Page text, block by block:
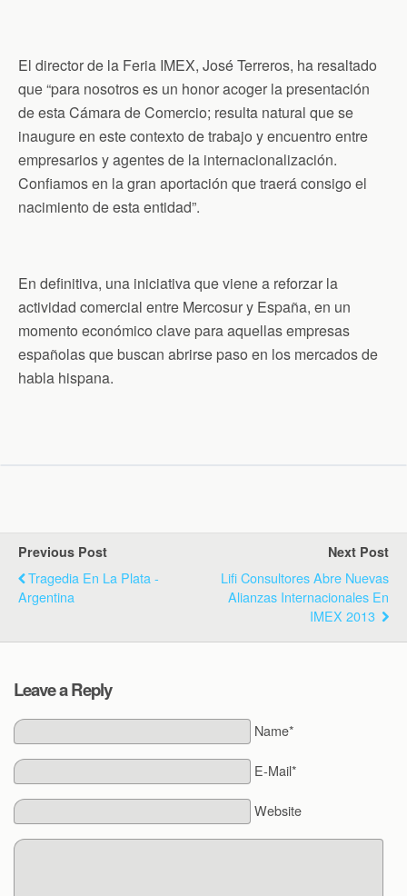
El director de la Feria IMEX, José Terreros, ha resaltado
que “para nosotros es un honor acoger la presentación
de esta Cámara de Comercio; resulta natural que se
inaugure en este contexto de trabajo y encuentro entre
empresarios y agentes de la internacionalización.
Confiamos en la gran aportación que traerá consigo el
nacimiento de esta entidad”.
En definitiva, una iniciativa que viene a reforzar la
actividad comercial entre Mercosur y España, en un
momento económico clave para aquellas empresas
españolas que buscan abrirse paso en los mercados de
habla hispana.
Previous Post
Tragedia En La Plata -
Argentina
Next Post
Lifi Consultores Abre Nuevas
Alianzas Internacionales En
IMEX 2013
Leave a Reply
Name*
E-Mail*
Website